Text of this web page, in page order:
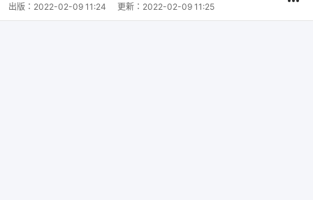
出版： 2022-02-09 11:24 更新： 2022-02-09 11:25